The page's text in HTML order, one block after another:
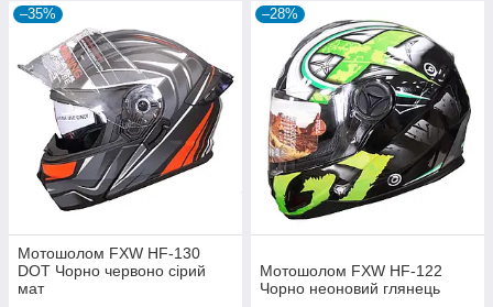
–35%
Мотошолом FXW HF-130
DOT Чорно червоно сірий
мат
–28%
Мотошолом FXW HF-122
Чорно неоновий глянець